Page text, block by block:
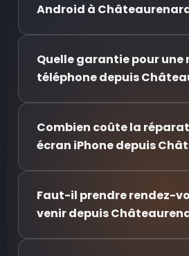
Android à
Quelle garantie pour
téléphone depuis
Combien coûte la
écran iPhone depuis
Faut-il prendre rendez-
venir depuis